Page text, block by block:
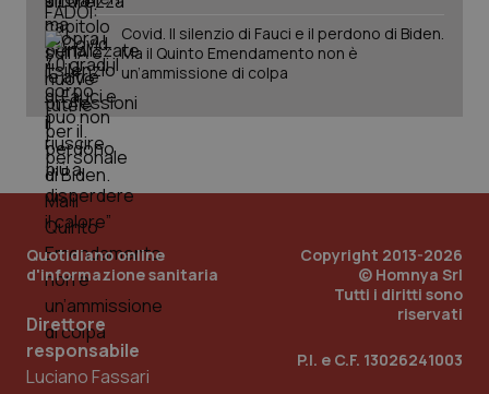
Tumori gastrointestinali
Ulcera & Reflusso
Vaccini
Covid. Il silenzio di Fauci e il perdono di Biden.
Ma il Quinto Emendamento non è
un’ammissione di colpa
Quotidiano online
d'informazione sanitaria
Direttore
responsabile
Luciano Fassari
Copyright 2013-2026
© Homnya Srl
Tutti i diritti sono
riservati
P.I. e C.F. 13026241003
tracking-sites-ironfish-
tracking-enable
2
tracking-sites-ironfish-
session-id
www.quotidianosanita.it
2